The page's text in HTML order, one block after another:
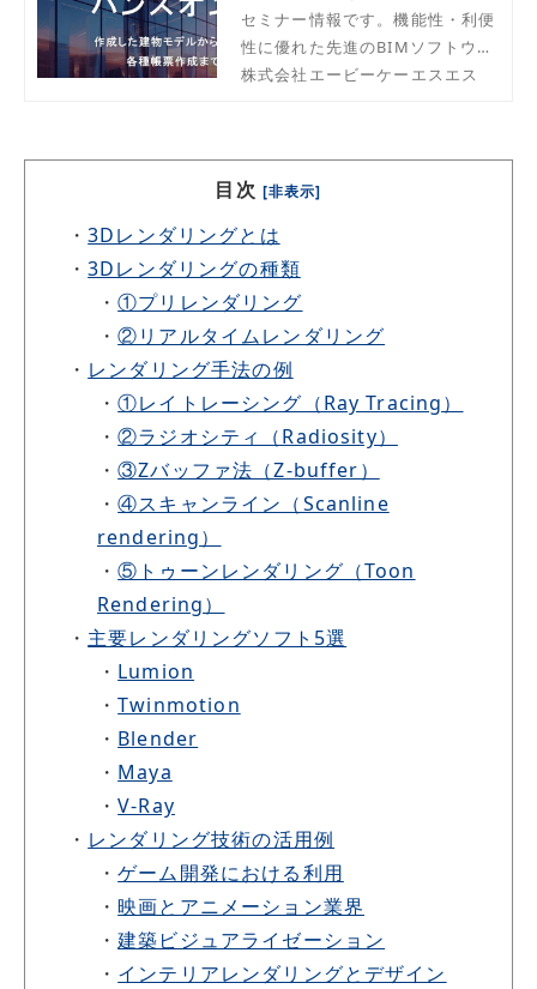
セミナー情報です。機能性・利便
性に優れた先進のBIMソフトウェ
アArchicad ( アーキキャド ) ハン
いただけます。
株式会社エービーケーエスエス
目次 [非表示]
・3Dレンダリングとは
・3Dレンダリングの種類
・①プリレンダリング
・②リアルタイムレンダリング
・ レンダリング手法の例
・①レイトレーシング（Ray Tracing）
・②ラジオシティ（Radiosity）
・③Zバッファ法（Z-buffer）
・④スキャンライン（Scanline
rendering）
・⑤トゥーンレンダリング（Toon
Rendering）
・ 主要レンダリングソフト5選
・ Lumion
・Twinmotion
・ Blender
・ Maya
・V-Ray
・ レンダリング技術の活用例
・ゲーム開発における利用
・映画とアニメーション業界
・建築ビジュアライゼーション
・ インテリアレンダリングとデザイン